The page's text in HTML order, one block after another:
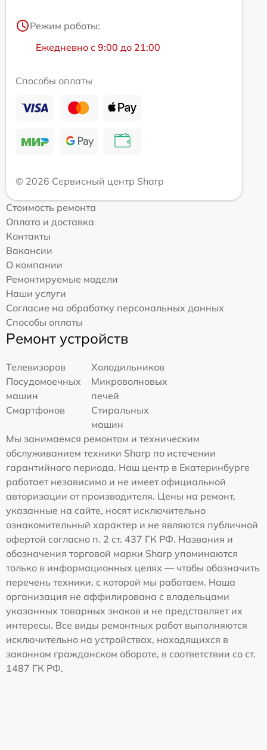
Режим работы:
Ежедневно с 9:00 до 21:00
Способы оплаты
© 2026 Сервисный центр Sharp
Стоимость ремонта
Оплата и доставка
Контакты
Вакансии
О компании
Ремонтируемые модели
Наши услуги
Согласие на обработку персональных данных
Способы оплаты
Ремонт устройств
Телевизоров
Холодильников
Посудомоечных
машин
Микроволновых
печей
Смартфонов
Стиральных
машин
Мы занимаемся ремонтом и техническим
обслуживанием техники Sharp по истечении
гарантийного периода. Наш центр в Екатеринбурге
работает независимо и не имеет официальной
авторизации от производителя. Цены на ремонт,
указанные на сайте, носят исключительно
ознакомительный характер и не являются публичной
офертой согласно п. 2 ст. 437 ГК РФ. Названия и
обозначения торговой марки Sharp упоминаются
только в информационных целях — чтобы обозначить
перечень техники, с которой мы работаем. Наша
организация не аффилирована с владельцами
указанных товарных знаков и не представляет их
интересы. Все виды ремонтных работ выполняются
исключительно на устройствах, находящихся в
законном гражданском обороте, в соответствии со ст.
1487 ГК РФ.